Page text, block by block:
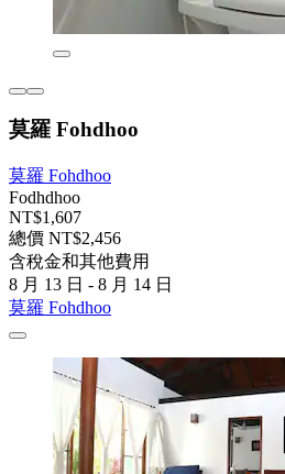
莫羅 Fohdhoo
莫羅 Fohdhoo
Fodhdhoo
NT$1,607
總價 NT$2,456
含稅金和其他費用
8 月 13 日 - 8 月 14 日
莫羅 Fohdhoo